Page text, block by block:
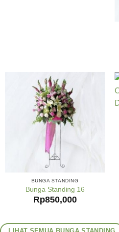
BUNGA STANDING
Bunga Standing 16
Rp850,000